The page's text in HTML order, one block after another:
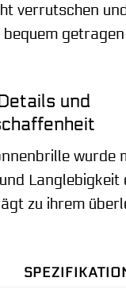
verrutschen
bequem
und
wurde
Langlebigkeit
zu ihrem